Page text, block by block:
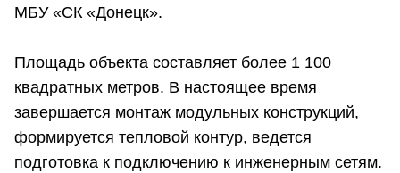
МБУ «СК «Донецк».
Площадь объекта составляет более 1 100
квадратных метров. В настоящее время
завершается монтаж модульных конструкций,
формируется тепловой контур, ведется
подготовка к подключению к инженерным сетям.